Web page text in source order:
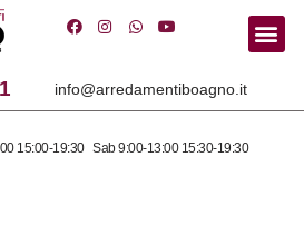
info@arredamentiboagno.it
15:00-19:30 Sab 9:00-13:00 15:30-19:30